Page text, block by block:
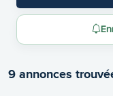
9 annonces